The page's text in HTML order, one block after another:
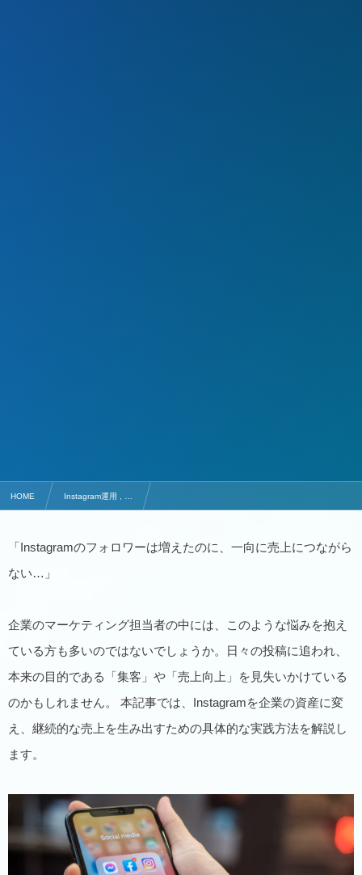
HOME Instagram運用 , …
「Instagramのフォロワーは増えたのに、一向に売上につながら
ない…」
企業のマーケティング担当者の中には、このような悩みを抱え
ている方も多いのではないでしょうか。日々の投稿に追われ、
本来の目的である「集客」や「売上向上」を見失いかけている
のかもしれません。 本記事では、Instagramを企業の資産に変
え、継続的な売上を生み出すための具体的な実践方法を解説し
ます。